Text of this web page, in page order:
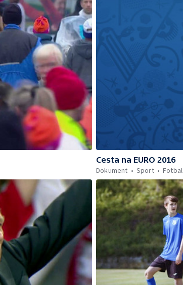
Cesta na EURO 2016
Dokument
Sport Fotbal